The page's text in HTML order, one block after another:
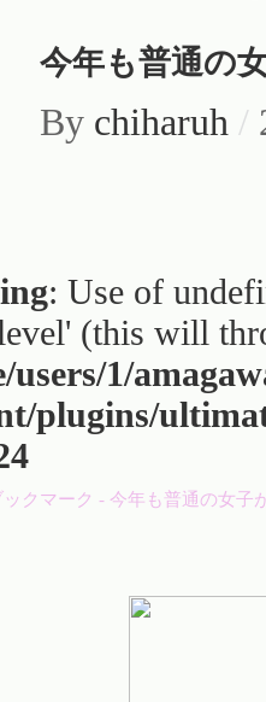
今年も普通の
By chiharuh /
: Use of
(this will
users/1/
plugins/